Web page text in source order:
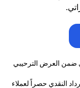
ضمن العرض الترحيبي
النقدي حصراً لعملاء